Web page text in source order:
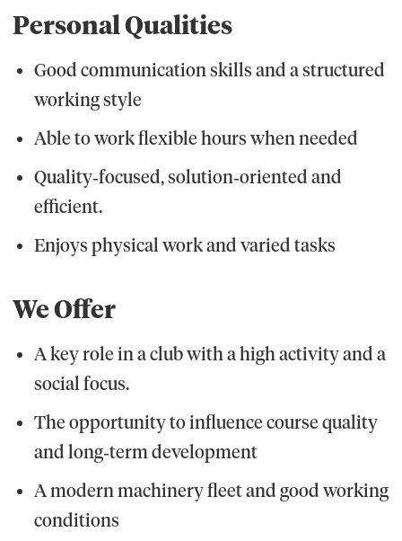
Personal Qualities
Good communication skills and a structured
working style
Able to work flexible hours when needed
Quality‑focused, solution‑oriented and
efficient.
Enjoys physical work and varied tasks
We Offer
A key role in a club with a high activity and a
social focus.
The opportunity to influence course quality
and long‑term development
A modern machinery fleet and good working
conditions